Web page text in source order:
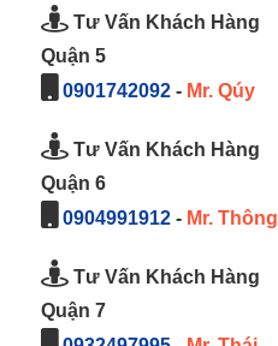
Tư Vấn Khách Hàng
Quận 5
0901742092- Mr. Qúy
Tư Vấn Khách Hàng
Quận 6
0904991912- Mr. Thông
Tư Vấn Khách Hàng
Quận 7